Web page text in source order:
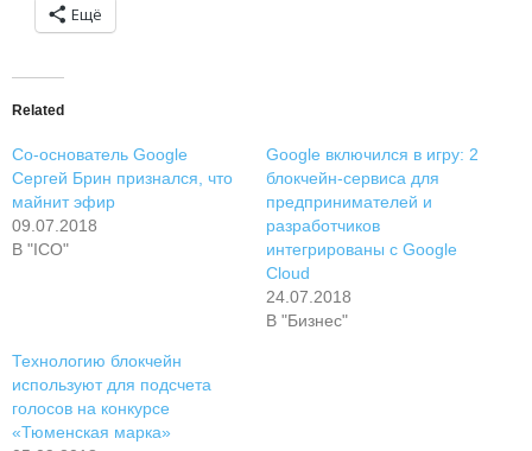
Ещё
Related
Со-основатель Google
Сергей Брин признался, что
майнит эфир
09.07.2018
В "ICO"
Google включился в игру: 2
блокчейн-сервиса для
предпринимателей и
разработчиков
интегрированы с Google
Cloud
24.07.2018
В "Бизнес"
Технологию блокчейн
используют для подсчета
голосов на конкурсе
«Тюменская марка»